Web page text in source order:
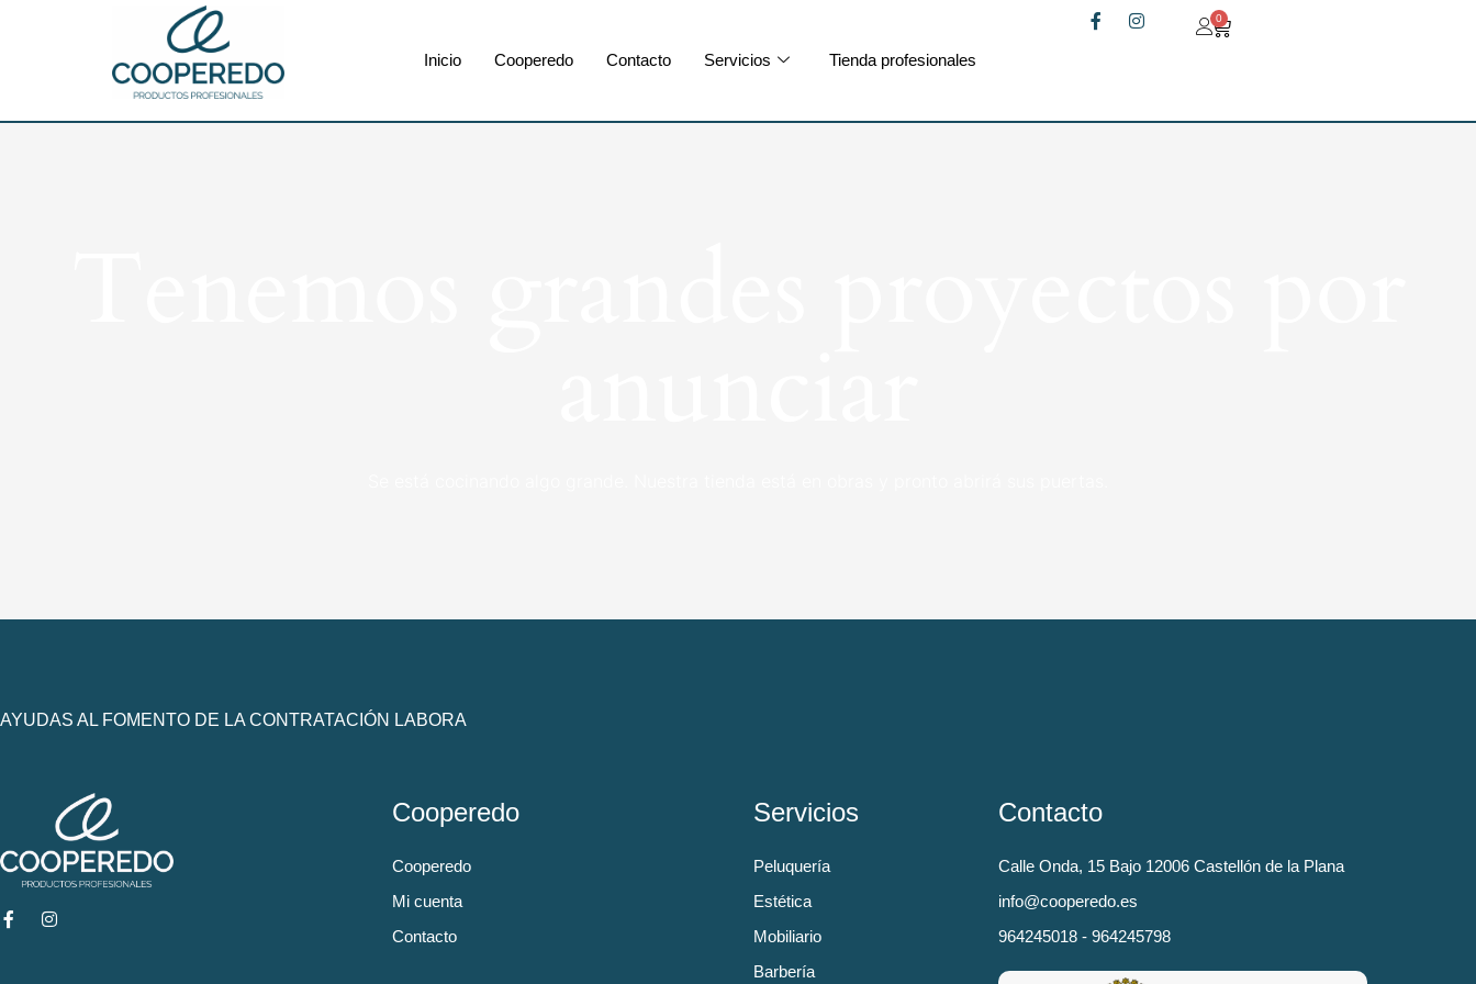
Inicio Cooperedo Contacto Servicios Tienda profesionales
0
AYUDAS AL FOMENTO DE LA CONTRATACIÓN LABORA
Cooperedo
Cooperedo
Mi cuenta
Contacto
Servicios
Peluquería
Estética
Mobiliario
Barbería
Contacto
Calle Onda, 15 Bajo 12006 Castellón de la Plana
info@cooperedo.es
964245018 - 964245798